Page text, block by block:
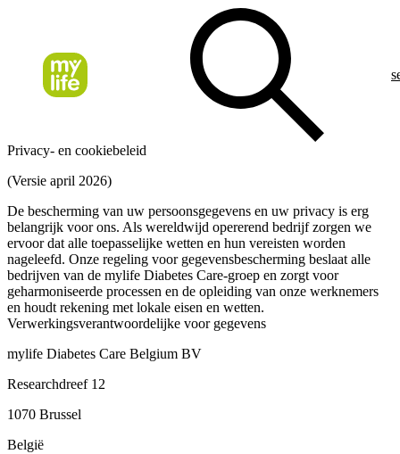
Privacy- en cookiebeleid
(Versie april 2026)
De bescherming van uw persoonsgegevens en uw privacy is erg
belangrijk voor ons. Als wereldwijd opererend bedrijf zorgen we
ervoor dat alle toepasselijke wetten en hun vereisten worden
nageleefd. Onze regeling voor gegevensbescherming beslaat alle
bedrijven van de mylife Diabetes Care-groep en zorgt voor
geharmoniseerde processen en de opleiding van onze werknemers
en houdt rekening met lokale eisen en wetten.
Verwerkingsverantwoordelijke voor gegevens
mylife Diabetes Care Belgium BV
Researchdreef 12
1070 Brussel
België